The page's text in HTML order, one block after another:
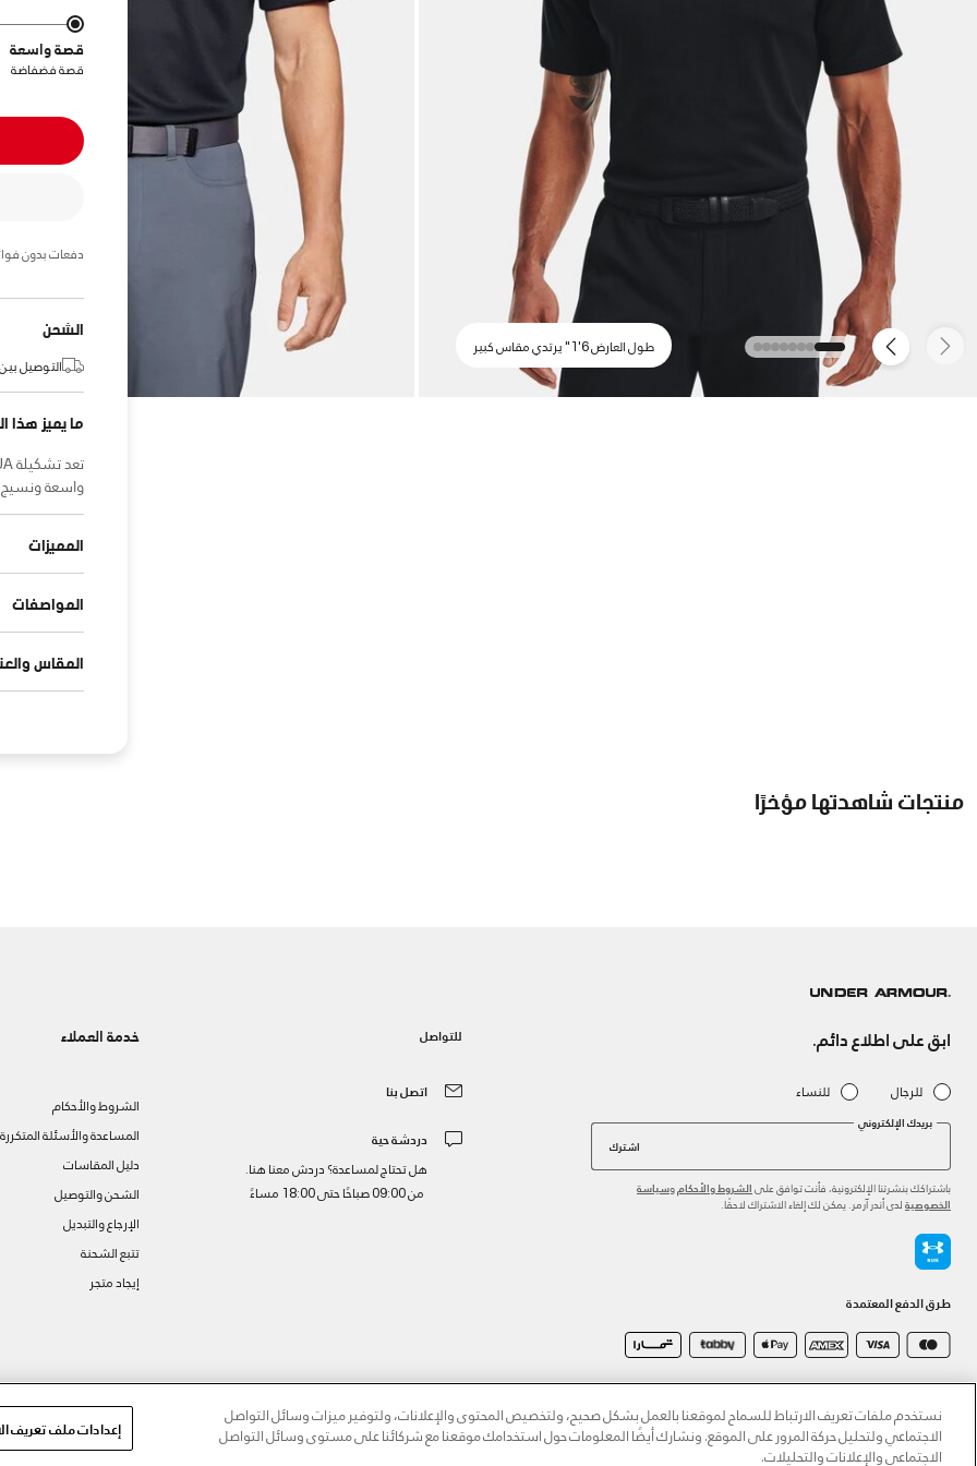
طول العارض 6'1" يرتدي مقاس كبير
قصة واسعة
قصة فضفاضة
دفعات بدون
الشحن
التوصيل
ما يميز هذا
واسعة ونسيج
المميزات
المواصفات
المقاس
منتجات شاهدتها مؤخرًا
ابق على اطلاع دائم.
للرجال للنساء
بريدك الإلكتروني
اشترك
باشتراكك بنشرتنا الإلكترونية، فأنت توافق على الشروط والأحكام وسياسة
الخصوصية لدى أندر آرمر. يمكن لك إلغاء الاشتراك لاحقًا.
طرق الدفع المعتمدة
للتواصل
اتصل بنا
دردشة حية
هل تحتاج لمساعدة؟ دردش معنا هنا.
من 09:00 صباحًا حتى 18:00 مساءً
خدمة العملاء
الشروط والأحكام
المساعدة والأسئلة المتكررة
دليل المقاسات
الشحن والتوصيل
الإرجاع والتبديل
تتبع الشحنة
إيجاد متجر
نستخدم ملفات تعريف الارتباط للسماح لموقعنا بالعمل بشكل صحيح، ولتخصيص المحتوى والإعلانات، ولتوفير ميزات وسائل التواصل
الاجتماعي ولتحليل حركة المرور على الموقع. ونشارك أيضًا المعلومات حول استخدامك موقعنا مع شركائنا على مستوى وسائل التواصل
الاجتماعي والإعلانات والتحليلات.
إعدادات ملف تعريف